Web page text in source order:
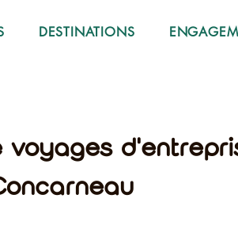
DESTINATIONS
voyages